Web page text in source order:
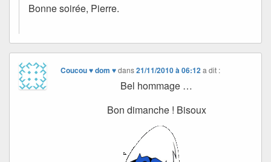
Bonne soirée, Pierre.
Coucou ♥ dom ♥dans21/11/2010 à 06:12 a dit :
Bel hommage …
Bon dimanche ! Bisoux